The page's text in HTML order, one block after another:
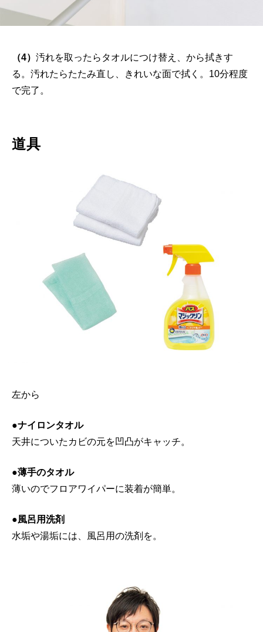
（4） 汚れを取ったらタオルにつけ替え、から拭きす
る。汚れたらたたみ直し、きれいな面で拭く。10分程度
で完了。
道具
左から
●ナイロンタオル
天井についたカビの元を凹凸がキャッチ。
●薄手のタオル
薄いのでフロアワイパーに装着が簡単。
●風呂用洗剤
水垢や湯垢には、風呂用の洗剤を。